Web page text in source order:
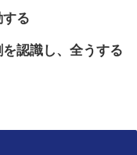
る
認識し、全うする